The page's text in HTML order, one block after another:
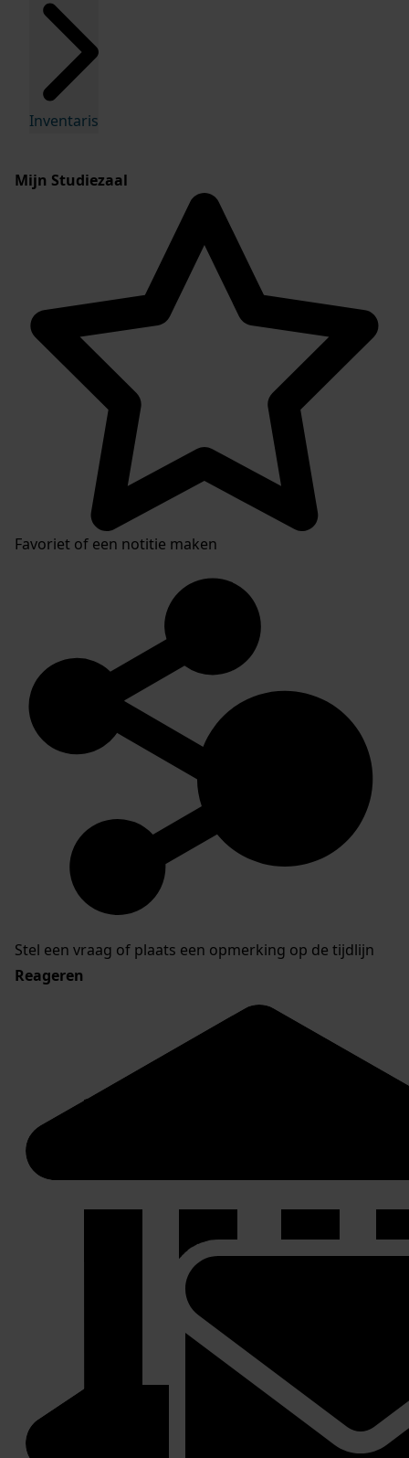
Inventaris
Mijn Studiezaal
Favoriet of een notitie maken
Stel een vraag of plaats een opmerking op de tijdlijn
Reageren